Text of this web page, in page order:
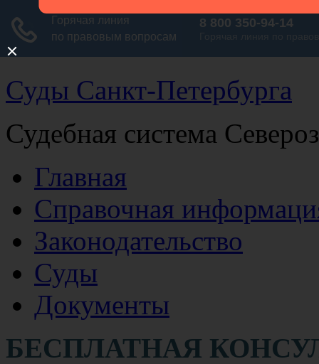
Суды Санкт-Петербурга
Судебная система
Главная
Справочная
Законодательство
Суды
Документы
БЕСПЛАТНАЯ